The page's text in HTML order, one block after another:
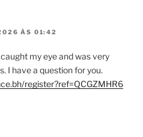
ÀS 01:42
my eye and was very
I have a question for you.
register?ref=QCGZMHR6